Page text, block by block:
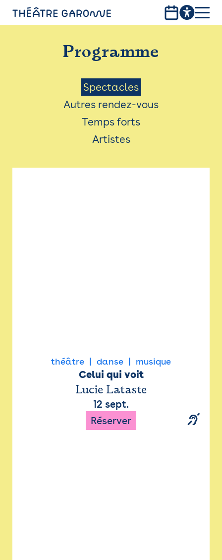
PROGRAMME
INFOS PRATIQUES
AVEC LES PUBLICS
ACCESSIBILITÉ
LES PRODUCTIONS
Programme
Menu
Saison
Spectacles
Autres rendez-vous
Temps forts
Artistes
théâtre danse musique
Celui qui voit
Lucie Lataste
12 sept.
Réserver